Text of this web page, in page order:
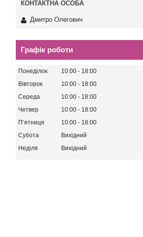
Дмитро Олегович
Графік роботи
Понеділок 10:00
18:00
Вівторок
10:00
18:00
Середа
10:00
18:00
Четвер
10:00
18:00
Пʼятниця
10:00
18:00
Субота
Вихідний
Неділя
Вихідний